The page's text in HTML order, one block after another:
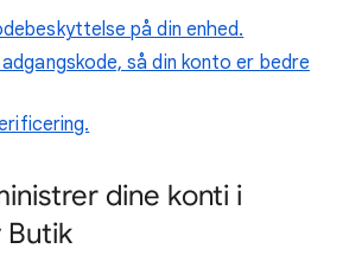
på din enhed.
så din konto er bedre
dine konti i
Butik